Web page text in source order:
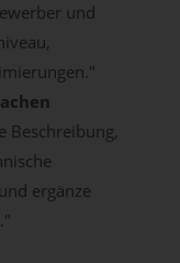
und
Beschreibung,
ergänze